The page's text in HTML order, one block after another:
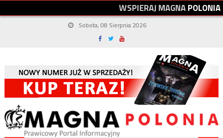
WSPIERAJMAGNAPOLONIA
Sobota, 08 Sierpnia 2026